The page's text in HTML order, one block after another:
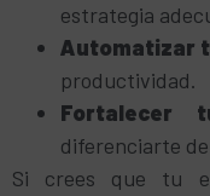
estrategia
Automatizar
productividad.
Fortalecer
diferenciarte
Si crees que tu